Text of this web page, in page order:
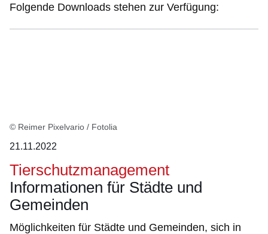
Folgende Downloads stehen zur Verfügung:
© Reimer Pixelvario / Fotolia
21.11.2022
Tierschutzmanagement
Informationen für Städte und
Gemeinden
Möglichkeiten für Städte und Gemeinden, sich in